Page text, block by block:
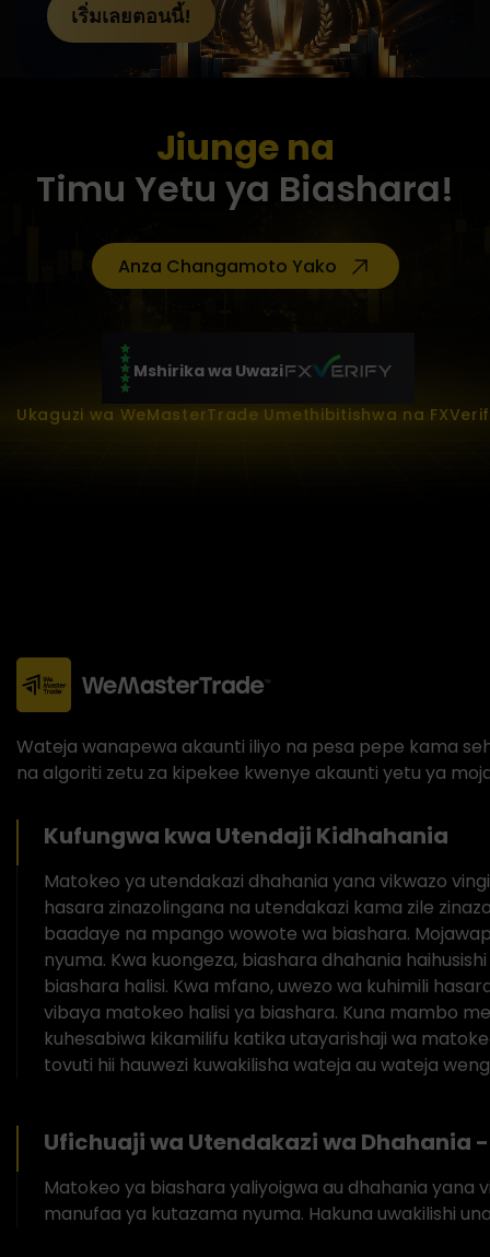
เริ่มเลยตอนนี้!
Jiunge na
Timu Yetu ya Biashara!
Anza Changamoto Yako
Mshirika wa Uwazi
Ukaguzi wa WeMasterTrade Umethibitishwa na
Wateja wanapewa akaunti iliyo na pesa pepe kama
na algoriti zetu za kipekee kwenye akaunti yetu ya
Kufungwa kwa Utendaji Kidhahania
Matokeo ya utendakazi dhahania yana vikwazo
hasara zinazolingana na utendakazi kama zile
baadaye na mpango wowote wa biashara.
nyuma. Kwa kuongeza, biashara dhahania
biashara halisi. Kwa mfano, uwezo wa kuhimili
vibaya matokeo halisi ya biashara. Kuna mambo
kuhesabiwa kikamilifu katika utayarishaji wa
tovuti hii hauwezi kuwakilisha wateja au wateja
Ufichuaji wa Utendakazi wa Dhahania -
Matokeo ya biashara yaliyoigwa au dhahania yana
manufaa ya kutazama nyuma. Hakuna uwakilishi